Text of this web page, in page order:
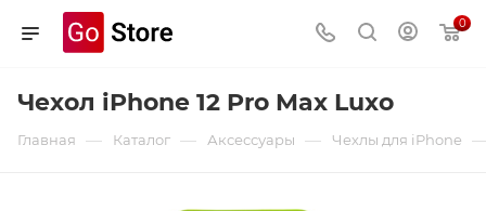
0
Чехол iPhone 12 Pro Max Luxo
Главная — Каталог — Аксессуары — Чехлы для iPhone